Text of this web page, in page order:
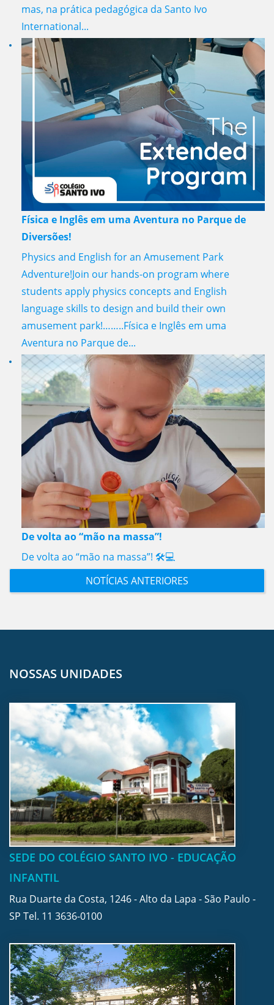
mas, na prática pedagógica da Santo Ivo
International...
Física e Inglês em uma Aventura no Parque de
Diversões!
Physics and English for an Amusement Park
Adventure!Join our hands-on program where
students apply physics concepts and English
language skills to design and build their own
amusement park!……..Física e Inglês em uma
Aventura no Parque de...
De volta ao “mão na massa”!
De volta ao “mão na massa”! 🛠️💻
NOTÍCIAS ANTERIORES
NOSSAS UNIDADES
SEDE DO COLÉGIO SANTO IVO - EDUCAÇÃO
INFANTIL
Rua Duarte da Costa, 1246 - Alto da Lapa - São Paulo -
SP Tel. 11 3636-0100